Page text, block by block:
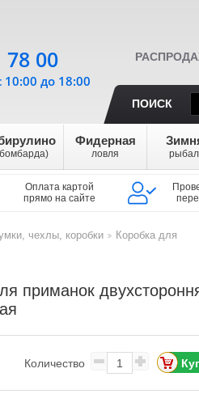
ПОИСК
Фидерная
ловля
Оплата картой
прямо на сайте
78 00
до 18:00
чехлы, коробки
Коробка для
приманок
Количество